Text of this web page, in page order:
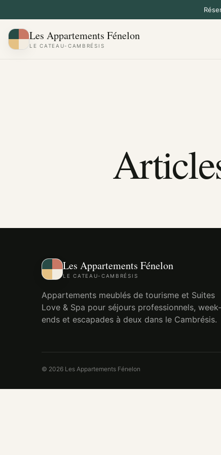
Les Appartements Fénelon
LE CATEAU-CAMBRÉSIS
Les Appartements Fénelon
LE CATEAU-CAMBRÉSIS
Appartements meublés de tourisme et Suites
Love & Spa pour séjours professionnels, week-
ends et escapades à deux dans le Cambrésis.
© 2026 Les Appartements Fénelon